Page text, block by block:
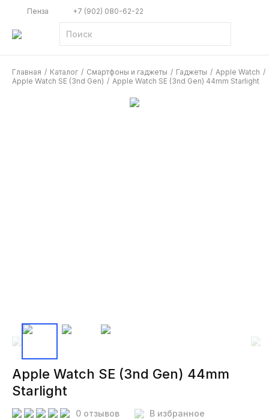
Пенза +7 (902) 080-62-22
Главная / Каталог / Смартфоны и гаджеты / Гаджеты / Apple Watch /
Apple Watch SE (3nd Gen) / Apple Watch SE (3nd Gen) 44mm Starlight
Apple Watch SE (3nd Gen) 44mm
Starlight
0 отзывов В избранное